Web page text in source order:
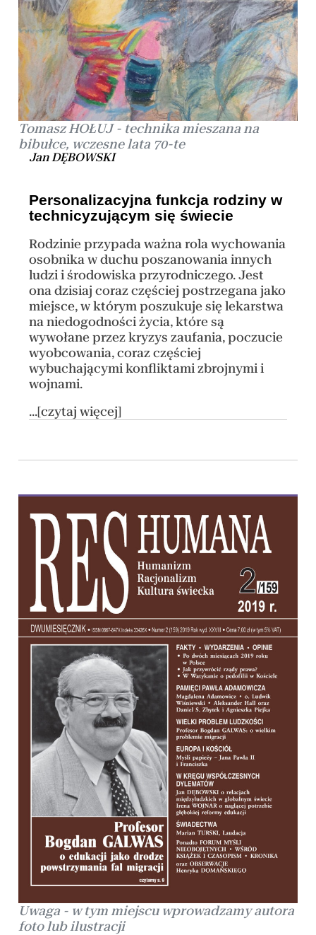
Tomasz HOŁUJ - technika mieszana na
bibułce, wczesne lata 70-te
Jan DĘBOWSKI
Personalizacyjna funkcja rodziny w
technicyzującym się świecie
Rodzinie przypada ważna rola wychowania
osobnika w duchu poszanowania innych
ludzi i środowiska przyrodniczego. Jest
ona dzisiaj coraz częściej postrzegana jako
miejsce, w którym poszukuje się lekarstwa
na niedogodności życia, które są
wywołane przez kryzys zaufania, poczucie
wyobcowania, coraz częściej
wybuchającymi konfliktami zbrojnymi i
wojnami.
...[czytaj więcej]
Uwaga - w tym miejscu wprowadzamy autora
foto lub ilustracji